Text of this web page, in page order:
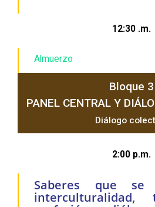
12:30 .m.
Almuerzo
Bloque 3
PANEL CENTRAL Y
Diálogo
2:00 p.m.
Saberes que se